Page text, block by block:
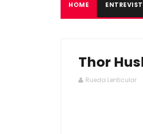
HOME
Thor
Rueda Lenticular